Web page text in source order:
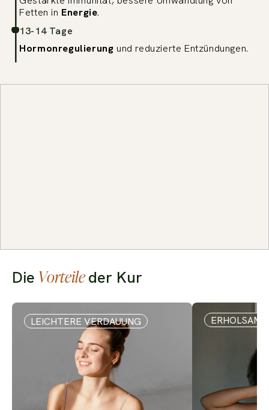
Fetten in Energie.
13-14 Tage
Hormonregulierung und reduzierte Entzündungen.
Folie 1 von 6
Die Vorteileder Kur
LEICHTERE VERDAUUNG